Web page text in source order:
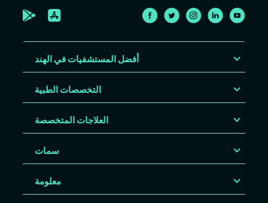
أفضل المستشفيات في الهند
التخصصات الطبية
العلاجات المتخصصة
سمات
معلومة